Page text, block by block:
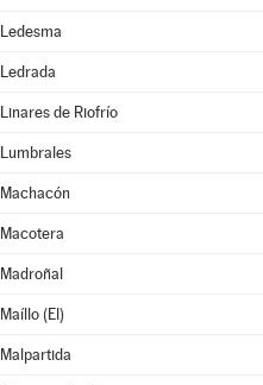
Ledesma
Ledrada
Linares de Riofrío
Lumbrales
Machacón
Macotera
Madroñal
Maíllo (El)
Malpartida